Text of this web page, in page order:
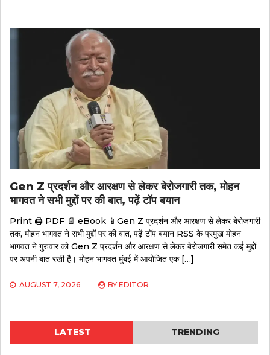
Gen Z प्रदर्शन और आरक्षण से लेकर बेरोजगारी तक, मोहन
भागवत ने सभी मुद्दों पर की बात, पढ़ें टॉप बयान
Print 🖨 PDF 📄 eBook 📱Gen Z प्रदर्शन और आरक्षण से लेकर बेरोजगारी
तक, मोहन भागवत ने सभी मुद्दों पर की बात, पढ़ें टॉप बयान RSS के प्रमुख मोहन
भागवत ने गुरुवार को Gen Z प्रदर्शन और आरक्षण से लेकर बेरोजगारी समेत कई मुद्दों
पर अपनी बात रखी है। मोहन भागवत मुंबई में आयोजित एक […]
AUGUST 7, 2026 BY EDITOR
LATEST TRENDING